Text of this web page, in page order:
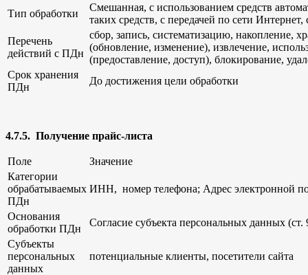
Тип обработки
Смешанная, с использованием средств
таких средств, с передачей по сети
Перечень
действий с ПДн
сбор, запись, систематизацию, накопление,
(обновление, изменение), извлечение,
(предоставление, доступ), блокирование,
Срок хранения
ПДн
До достижения цели обработки
4.7.5. Получение прайс-листа
Поле
Значение
Категории
обрабатываемых
ПДн
ИНН, номер телефона; Адрес электронной
Основания
обработки ПДн
Согласие субъекта персональных данных
Субъекты
персональных
данных
потенциальные клиенты, посетители сайта